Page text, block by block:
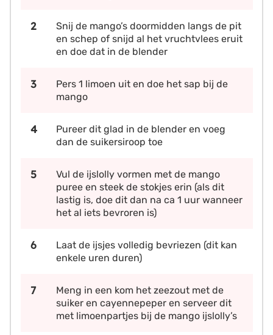
Snij de mango’s doormidden langs de pit
en schep of snijd al het vruchtvlees eruit
en doe dat in de blender
Pers 1 limoen uit en doe het sap bij de
mango
Pureer dit glad in de blender en voeg
dan de suikersiroop toe
Vul de ijslolly vormen met de mango
puree en steek de stokjes erin (als dit
lastig is, doe dit dan na ca 1 uur wanneer
het al iets bevroren is)
Laat de ijsjes volledig bevriezen (dit kan
enkele uren duren)
Meng in een kom het zeezout met de
suiker en cayennepeper en serveer dit
met limoenpartjes bij de mango ijslolly’s